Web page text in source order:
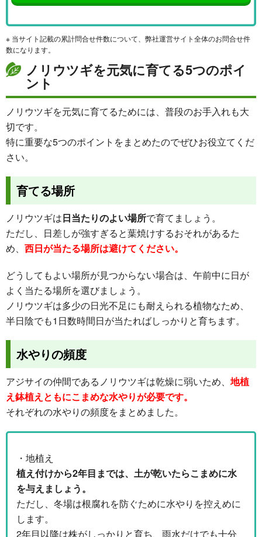
※ 当サイト記載の累計問合せ件数について、弊社運営サイト全体のお問合せ件
数になります。
ノリウツギを元気に育てる5つのポイ
ント
ノリウツギを元気に育てるためには、普段のお手入れも大
切です。
特に重要な5つのポイントをまとめたのでぜひお役立てくだ
さい。
育てる場所
ノリウツギは日当たりのよい場所で育てましょう。
ただし、日差しが強すぎると葉焼けするおそれがあるた
め、 西日が当たる場所は避けてください。
どうしてもよい場所が見つからない場合は、午前中に日が
よく当たる場所を選びましょう。
ノリウツギは多少の日光不足にも耐えられる植物なため、
半日陰でも1日数時間日が当たればしっかりと育ちます。
水やりの頻度
アジサイの仲間であるノリウツギは乾燥に弱いため、 地植
え鉢植えともにこまめな水やりが必要です。
それぞれの水やりの頻度をまとめました。
・地植え
植え付けから2年目までは、土が乾いたらこまめに水
を与えましょう。
ただし、冬場は根腐れを防ぐために水やりを控えめに
します。
2年目以降は株がしっかりと育ち、雨水だけでも十分